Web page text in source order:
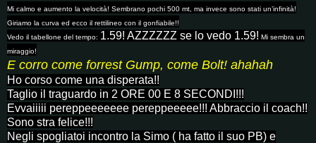
Mi calmo e aumento la velocità! Sembrano pochi 500 mt, ma invece sono stati un’infinità!
Giriamo la curva ed ecco il rettilineo con il gonfiabile!!
Vedo il tabellone del tempo: 1.59! AZZZZZZ se lo vedo 1.59! Mi sembra un
miraggio!
E corro come forrest Gump, come Bolt! ahahah
Ho corso come una disperata!!
Taglio il traguardo in 2 ORE 00 E 8 SECONDI!!!
Evvaiiiii pereppeeeeeee pereppeeeee!!! Abbraccio il coach!!
Sono stra felice!!!
Negli spogliatoi incontro la Simo ( ha fatto il suo PB) e